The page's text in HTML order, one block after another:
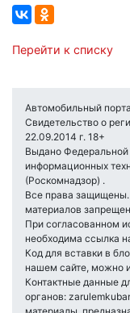
Перейти к списку
Автомобильный
Свидетельство о
22.09.2014 г. 18+
Выдано Федеральной
информационных
(Роскомнадзор) .
Все права защищены.
материалов
При согласованном
необходима ссылка
Код для вставки в
нашем сайте, можно
Контактные данные
органов: